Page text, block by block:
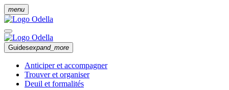
menu
Guidesexpand_more
Anticiper et accompagner
Trouver et organiser
Deuil et formalités